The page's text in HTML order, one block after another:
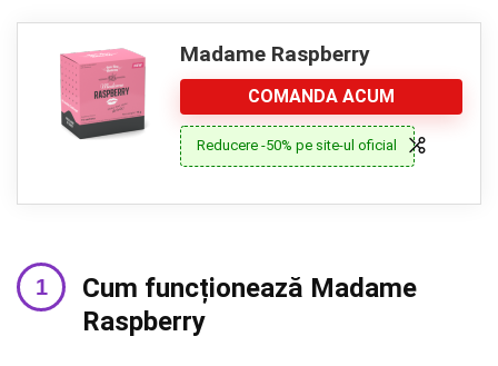
Madame Raspberry
COMANDA ACUM
Reducere -50% pe site-ul oficial
Cum funcționează Madame
Raspberry